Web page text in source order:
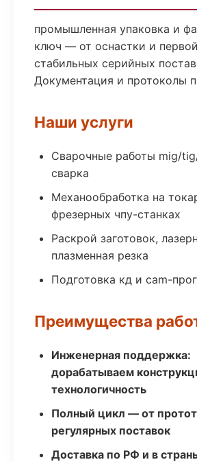
промышленная упаковка и
ключ — от оснастки и
стабильных серийных
Документация и протоколы
Наши услуги
Сварочные работы mig/
сварка
Механообработка на
фрезерных чпу-станках
Раскрой заготовок,
плазменная резка
Подготовка кд и cam-
Преимущества
Инженерная поддержка:
дорабатываем
технологичность
Полный цикл — от
регулярных поставок
Доставка по РФ и в